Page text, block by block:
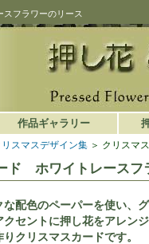
フラワーのリース
リスマスデザイン集 ＞ クリスマ
ド ホワイトレースフ
配色のペーパーを使い、
クセントに押し花をアレン
クリスマスカードです。
作品ギャラリー